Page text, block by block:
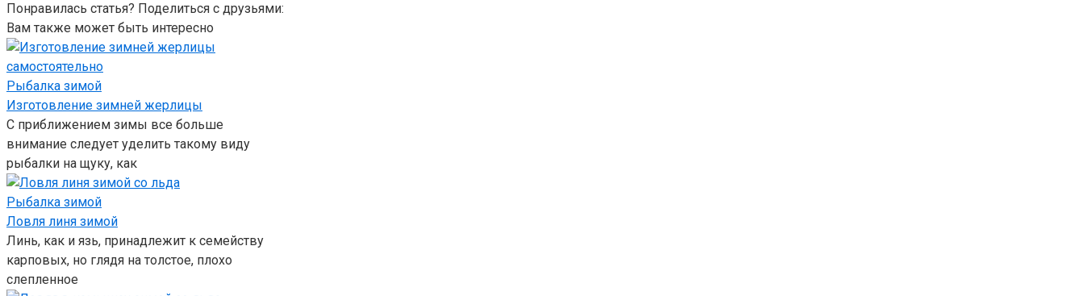
Понравилась статья? Поделиться с друзьями:
Вам также может быть интересно
Рыбалка зимой
Изготовление зимней жерлицы
С приближением зимы все больше
внимание следует уделить такому виду
рыбалки на щуку, как
Рыбалка зимой
Ловля линя зимой
Линь, как и язь, принадлежит к семейству
карповых, но глядя на толстое, плохо
слепленное